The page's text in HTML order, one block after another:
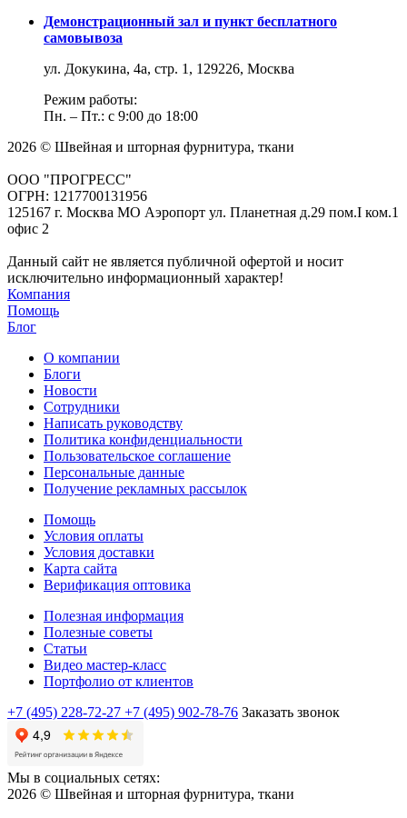
Демонстрационный зал и пункт бесплатного
самовывоза
ул. Докукина, 4а, стр. 1, 129226, Москва
Режим работы:
Пн. – Пт.: с 9:00 до 18:00
2026 © Швейная и шторная фурнитура, ткани
ООО "ПРОГРЕСС"
ОГРН: 1217700131956
125167 г. Москва МО Аэропорт ул. Планетная д.29 пом.I ком.1
офис 2
Данный сайт не является публичной офертой и носит
исключительно информационный характер!
Компания
Помощь
Блог
О компании
Блоги
Новости
Сотрудники
Написать руководству
Политика конфиденциальности
Пользовательское соглашение
Персональные данные
Получение рекламных рассылок
Помощь
Условия оплаты
Условия доставки
Карта сайта
Верификация оптовика
Полезная информация
Полезные советы
Статьи
Видео мастер-класс
Портфолио от клиентов
+7 (495) 228-72-27 +7 (495) 902-78-76 Заказать звонок
Мы в социальных сетях:
2026 © Швейная и шторная фурнитура, ткани